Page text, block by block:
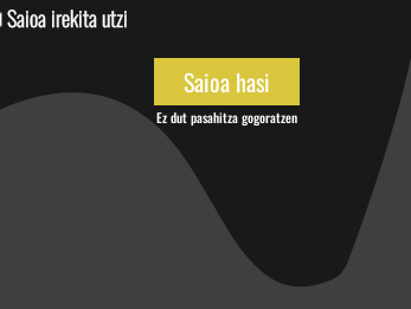
Saioa irekita utzi
Ez dut pasahitza gogoratzen